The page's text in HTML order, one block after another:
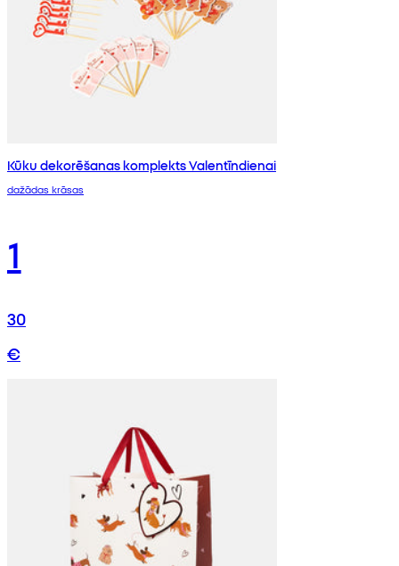
Kūku dekorēšanas komplekts Valentīndienai
dažādas krāsas
1
30
€